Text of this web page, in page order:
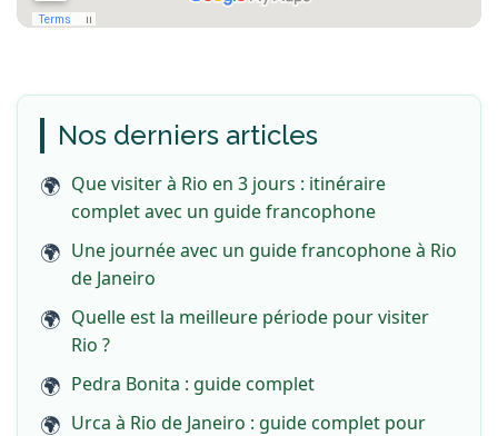
Nos derniers articles
Que visiter à Rio en 3 jours : itinéraire
complet avec un guide francophone
Une journée avec un guide francophone à Rio
de Janeiro
Quelle est la meilleure période pour visiter
Rio ?
Pedra Bonita : guide complet
Urca à Rio de Janeiro : guide complet pour